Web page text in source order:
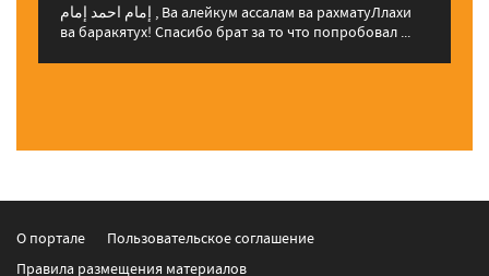
إمام احمد إمام , Ва алейкум ассалам ва рахматуЛлахи
ва баракятух! Спасибо брат за то что попробовал ...
О портале
Пользовательское соглашение
Правила размещения материалов